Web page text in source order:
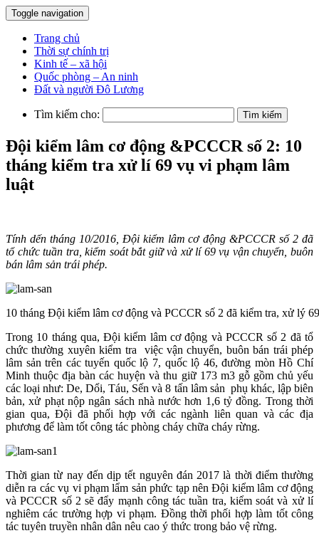
Toggle navigation
Trang chủ
Thời sự chính trị
Kinh tế – xã hội
Quốc phòng – An ninh
Đất và người Đô Lương
Tìm kiếm cho:
Đội kiểm lâm cơ động &PCCCR số 2: 10
tháng kiểm tra xử lí 69 vụ vi phạm lâm
luật
Tính dến tháng 10/2016, Đội kiểm lâm cơ động &PCCCR số 2 đã
tổ chức tuần tra, kiểm soát bắt giữ và xử lí 69 vụ vận chuyển, buôn
bán lâm sản trái phép.
10 tháng Đội kiểm lâm cơ động và PCCCR số 2 đã kiểm tra, xử lý
Trong 10 tháng qua, Đội kiểm lâm cơ động và PCCCR số 2 đã tổ
chức thường xuyên kiểm tra việc vận chuyển, buôn bán trái phép
lâm sản trên các tuyến quốc lộ 7, quốc lộ 46, đường mòn Hồ Chí
Minh thuộc địa bàn các huyện và thu giữ 173 m3 gỗ gồm chủ yếu
các loại như: De, Dổi, Táu, Sến và 8 tấn lâm sản phụ khác, lập biên
bản, xử phạt nộp ngân sách nhà nước hơn 1,6 tỷ đồng. Trong thời
gian qua, Đội đã phối hợp với các ngành liên quan và các địa
phương để làm tốt công tác phòng cháy chữa cháy rừng.
Thời gian từ nay đến dịp tết nguyên đán 2017 là thời điểm thường
diễn ra các vụ vi phạm lẩm sản phức tạp nên Đội kiểm lâm cơ động
và PCCCR số 2 sẽ đẩy mạnh công tác tuần tra, kiểm soát và xử lí
nghiêm các trường hợp vi phạm. Đồng thời phối hợp làm tốt công
tác tuyên truyền nhân dân nêu cao ý thức trong bảo vệ rừng.